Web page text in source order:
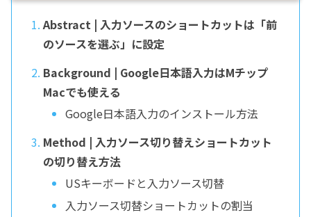
Abstract | 入力ソースのショートカットは「前
のソースを選ぶ」に設定
Background | Google日本語入力はMチップ
Macでも使える
Google日本語入力のインストール方法
Method | 入力ソース切り替えショートカット
の切り替え方法
USキーボードと入力ソース切替
入力ソース切替ショートカットの割当